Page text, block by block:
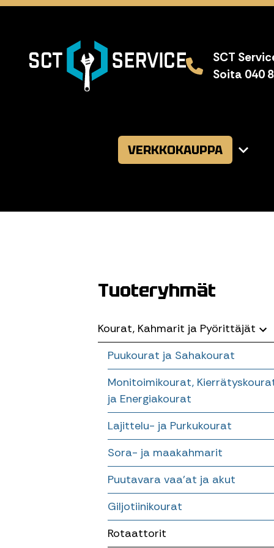
SCT
Soita 040
VERKKOKAUPPA
Tuoteryhmät
Kourat, Kahmarit ja Pyörittäjät
Puukourat ja Sahakourat
Monitoimikourat,
ja Energiakourat
Lajittelu- ja Purkukourat
Sora- ja maakahmarit
Puutavara vaa’at ja akut
Giljotiinikourat
Rotaattorit